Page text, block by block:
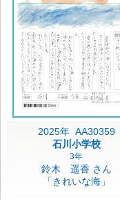
2025年 AA30359
石川小学校
3年
鈴木 遥香 さん
「きれいな海」